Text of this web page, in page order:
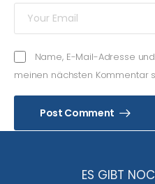
Name, E-Mail-Adresse
meinen nächsten Kommentar
Post Comment
ES GIBT